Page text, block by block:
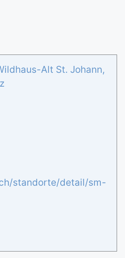
Alt St. Johann,
standorte/detail/sm-